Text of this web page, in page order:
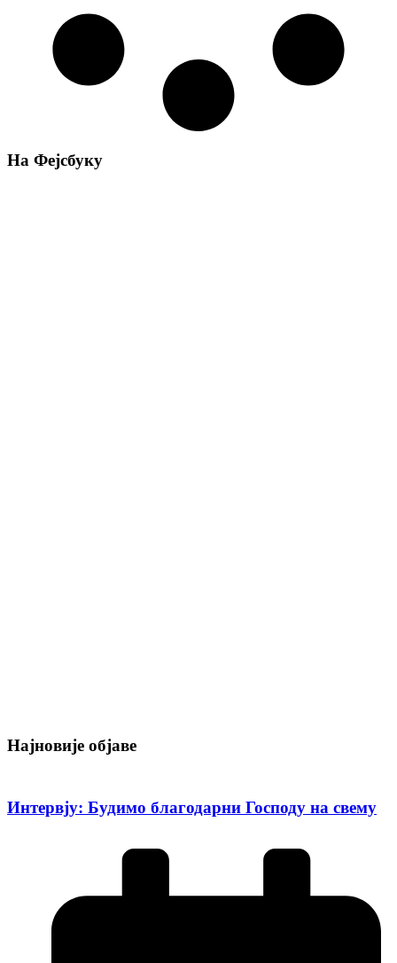
На Фејсбуку
Најновије објаве
Интервју: Будимо благодарни Господу на свему